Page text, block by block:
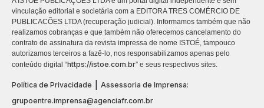
vinculação editorial e societária com a EDITORA TRES COMÉRCIO DE
PUBLICACÕES LTDA (recuperação judicial). Informamos também que não
realizamos cobranças e que também não oferecemos cancelamento do
contrato de assinatura da revista impressa de nome ISTOÉ, tampouco
autorizamos terceiros a fazê-lo, nos responsabilizamos apenas pelo
conteúdo digital “https://istoe.com.br” e seus respectivos sites.
Política de Privacidade
Assessoria de Imprensa:
grupoentre.imprensa@agenciafr.com.br